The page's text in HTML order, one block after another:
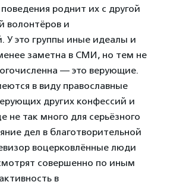
роднит их с другой
волонтёров и
У это группы иные идеалы и
заметна в СМИ, но тем не
— это верующие.
в виду православные
других конфессий и
не так много для серьёзного
дел в благотворительной
воцерковлённые люди
совершенно по иным
в